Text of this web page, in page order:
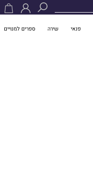
פנאי שירה ספרים למנויים